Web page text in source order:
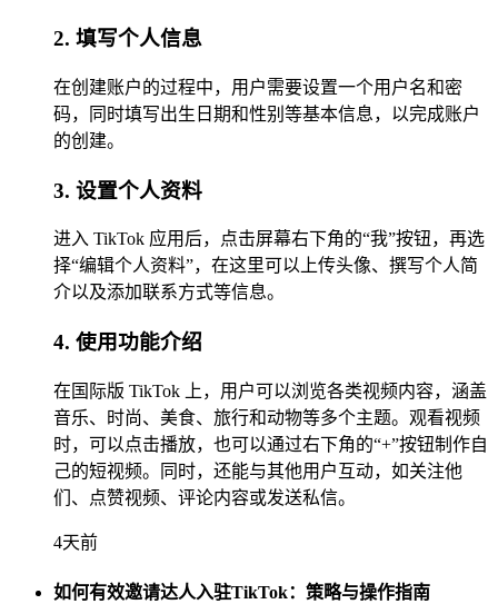
2. 填写个人信息
在创建账户的过程中，用户需要设置一个用户名和密
码，同时填写出生日期和性别等基本信息，以完成账户
的创建。
3. 设置个人资料
进入 TikTok 应用后，点击屏幕右下角的“我”按钮，再选
择“编辑个人资料”，在这里可以上传头像、撰写个人简
介以及添加联系方式等信息。
4. 使用功能介绍
在国际版 TikTok 上，用户可以浏览各类视频内容，涵盖
音乐、时尚、美食、旅行和动物等多个主题。观看视频
时，可以点击播放，也可以通过右下角的“+”按钮制作自
己的短视频。同时，还能与其他用户互动，如关注他
们、点赞视频、评论内容或发送私信。
4天前
如何有效邀请达人入驻TikTok：策略与操作指南